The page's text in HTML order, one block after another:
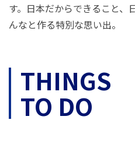
閉
す。日本だからできること、
んなと作る特別な思い出。
THINGS
TO DO